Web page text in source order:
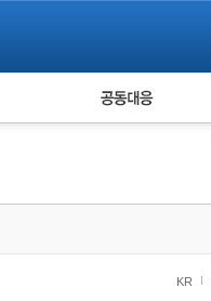
피해자 공동대응
KR